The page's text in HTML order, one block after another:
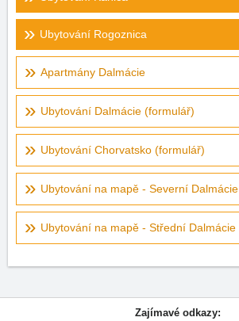
Ubytování Rogoznica
Apartmány Dalmácie
Ubytování Dalmácie (formulář)
Ubytování Chorvatsko (formulář)
Ubytování na mapě - Severní Dalmácie
Ubytování na mapě - Střední Dalmácie
Zajímavé odkazy: